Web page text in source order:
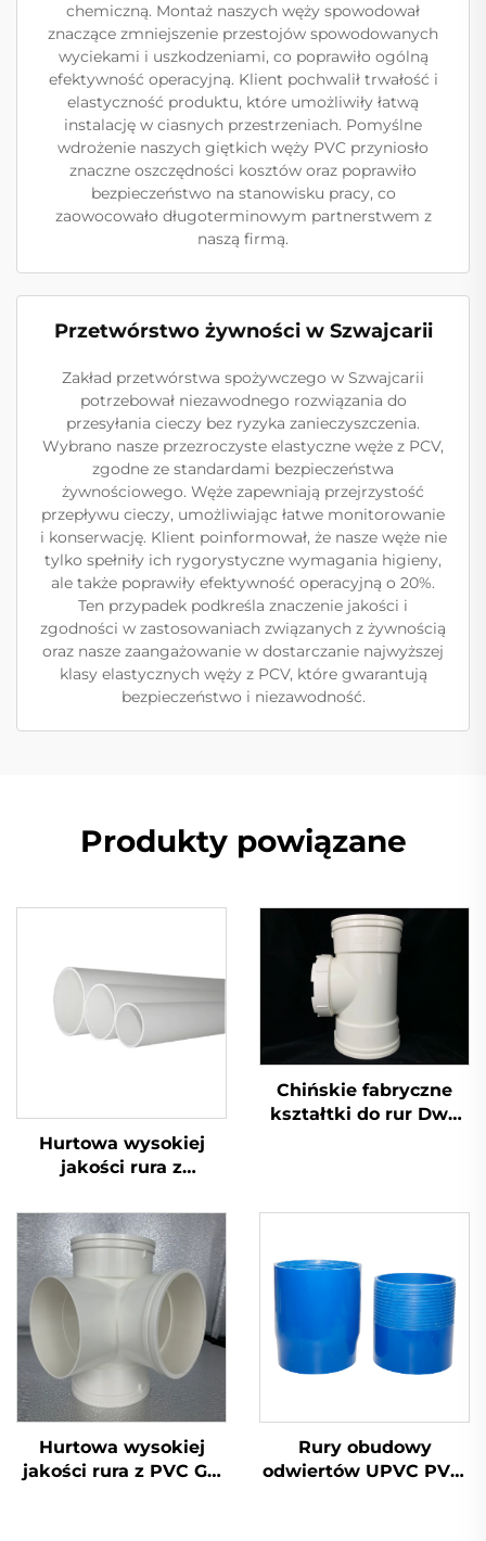
chemiczną. Montaż naszych węży spowodował
znaczące zmniejszenie przestojów spowodowanych
wyciekami i uszkodzeniami, co poprawiło ogólną
efektywność operacyjną. Klient pochwalił trwałość i
elastyczność produktu, które umożliwiły łatwą
instalację w ciasnych przestrzeniach. Pomyślne
wdrożenie naszych giętkich węży PVC przyniosło
znaczne oszczędności kosztów oraz poprawiło
bezpieczeństwo na stanowisku pracy, co
zaowocowało długoterminowym partnerstwem z
naszą firmą.
Przetwórstwo żywności w Szwajcarii
Zakład przetwórstwa spożywczego w Szwajcarii
potrzebował niezawodnego rozwiązania do
przesyłania cieczy bez ryzyka zanieczyszczenia.
Wybrano nasze przezroczyste elastyczne węże z PCV,
zgodne ze standardami bezpieczeństwa
żywnościowego. Węże zapewniają przejrzystość
przepływu cieczy, umożliwiając łatwe monitorowanie
i konserwację. Klient poinformował, że nasze węże nie
tylko spełniły ich rygorystyczne wymagania higieny,
ale także poprawiły efektywność operacyjną o 20%.
Ten przypadek podkreśla znaczenie jakości i
zgodności w zastosowaniach związanych z żywnością
oraz nasze zaangażowanie w dostarczanie najwyższej
klasy elastycznych węży z PCV, które gwarantują
bezpieczeństwo i niezawodność.
Produkty powiązane
Hurtowa wysokiej
jakości rura z
PVC GB 110 mm do
odprowadzania
ścieków UPVC
Chińskie fabryczne
kształtki do rur Dwv
Hurtowa wysokiej
jakości rura z PVC GB
Rury obudowy
odwiertów UPVC PVC,